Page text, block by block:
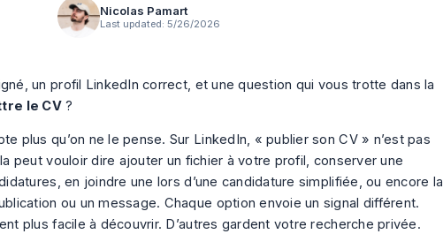
Nicolas Pamart
Last updated: 5/26/2026
un profil LinkedIn correct, et une question qui vous trotte dans la
le CV?
plus qu’on ne le pense. Sur LinkedIn, « publier son CV » n’est pas
peut vouloir dire ajouter un fichier à votre profil, conserver une
en joindre une lors d’une candidature simplifiée, ou encore la
ou un message. Chaque option envoie un signal différent.
plus facile à découvrir. D’autres gardent votre recherche privée.